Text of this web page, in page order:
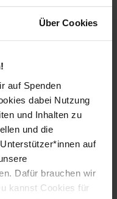
Über Cookies
auf Spenden
dabei Nutzung
und Inhalten zu
und die
auf
Dafür brauchen wir
kannst Cookies für
Dimitras und
schuldig
gegen einen
Kirche
Ansicht nach 2017
hatte.
in Athen gegen die
die unabhängige